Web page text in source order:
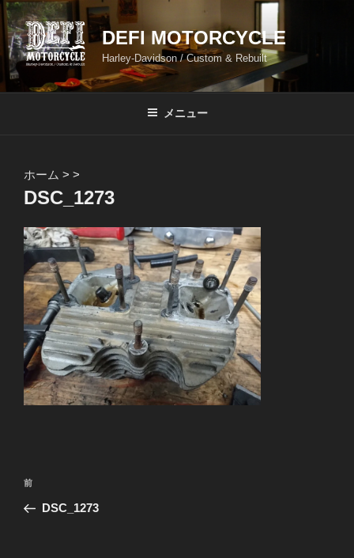
コ
ン
テ
ン
ツ
DEFI MOTORCYCLE
Harley-Davidson / Custom & Rebuilt
メニュー
ホーム > >
DSC_1273
投
ナ
前
の
前
DSC_1273